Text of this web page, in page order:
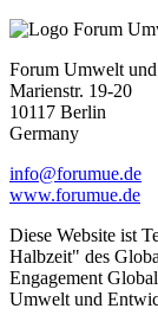
Forum Umwelt
Marienstr. 19-20
10117 Berlin
Germany
info@forumue.de
www.forumue.de
Diese Website ist
Halbzeit" des
Engagement
Umwelt und